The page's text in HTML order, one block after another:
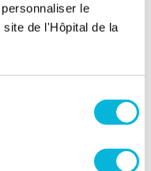
le
site de l'Hôpital de la